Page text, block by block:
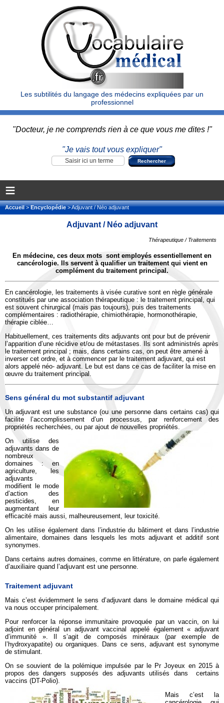
Les subtilités du langage des médecins expliquées par un
professionnel
"Docteur, je ne comprends rien à ce que vous me dites !"
"Je vais tout vous expliquer"
≡
Accueil>Encyclopédie> Adjuvant / Néo adjuvant
Adjuvant / Néo adjuvant
Thérapeutique / Traitements
En médecine, ces deux mots sont employés essentiellement en
cancérologie. Ils servent à qualifier un traitement qui vient en
complément du traitement principal.
En cancérologie, les traitements à visée curative sont en règle générale
constitués par une association thérapeutique : le traitement principal, qui
est souvent chirurgical (mais pas toujours), puis des traitements
complémentaires : radiothérapie, chimiothérapie, hormonothérapie,
thérapie ciblée…
Habituellement, ces traitements dits adjuvants ont pour but de prévenir
l’apparition d’une récidive et/ou de métastases. Ils sont administrés après
le traitement principal ; mais, dans certains cas, on peut être amené à
inverser cet ordre, et à commencer par le traitement adjuvant, qui est
alors appelé néo- adjuvant. Le but est dans ce cas de faciliter la mise en
œuvre du traitement principal.
Sens général du mot substantif adjuvant
Un adjuvant est une substance (ou une personne dans certains cas) qui
facilite l’accomplissement d’un processus, par renforcement des
propriétés recherchées, ou par ajout de nouvelles propriétés.
On utilise des
adjuvants dans de
nombreux
domaines : en
agriculture, les
adjuvants
modifient le mode
d’action des
pesticides, en
augmentant leur
efficacité mais aussi, malheureusement, leur toxicité.
On les utilise également dans l’industrie du bâtiment et dans l’industrie
alimentaire, domaines dans lesquels les mots adjuvant et additif sont
synonymes.
Dans certains autres domaines, comme en littérature, on parle également
d’auxiliaire quand l’adjuvant est une personne.
Traitement adjuvant
Mais c’est évidemment le sens d’adjuvant dans le domaine médical qui
va nous occuper principalement.
Pour renforcer la réponse immunitaire provoquée par un vaccin, on lui
adjoint en général un adjuvant vaccinal appelé également « adjuvant
d’immunité ». Il s’agit de composés minéraux (par exemple de
l’hydroxyapatite) ou organiques. Dans ce sens, adjuvant est synonyme
de stimulant.
On se souvient de la polémique impulsée par le Pr Joyeux en 2015 à
propos des dangers supposés des adjuvants utilisés dans certains
vaccins (DT-Polio).
Mais c’est la